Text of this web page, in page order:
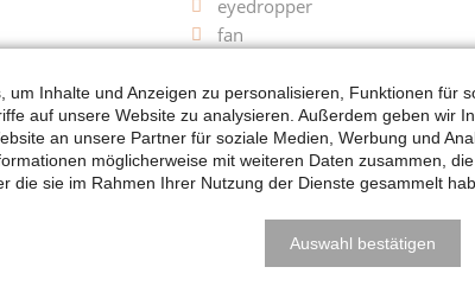
eyedropper
fan
firewire
flag-2
floppy
font
fullscreen-exit
um Inhalte und Anzeigen zu personalisieren, Funktionen für
auf unsere Website zu analysieren. Außerdem geben wir
an unsere Partner für soziale Medien, Werbung und
möglicherweise mit weiteren Daten zusammen,
die sie im Rahmen Ihrer Nutzung der Dienste gesammelt
Auswahl bestätigen